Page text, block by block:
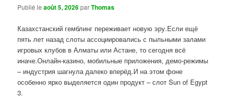
Publié leaoût 5, 2026parThomas
Казахстанский гемблинг переживает новую эру.Если ещё
пять лет назад слоты ассоциировались с пыльными залами
игровых клубов в Алматы или Астане, то сегодня всё
иначе.Онлайн-казино, мобильные приложения, демо-режимы
– индустрия шагнула далеко вперёд.И на этом фоне
особенно ярко выделяется один продукт – слот Sun of Egypt
3.